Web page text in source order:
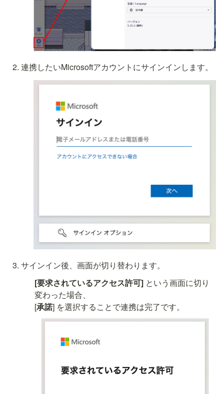
連携したいMicrosoftアカウントにサインインします。
サインイン後、画面が切り替わります。
[要求されているアクセス許可] という画面に切り
変わった場合、
[承諾] を選択することで連携は完了です。